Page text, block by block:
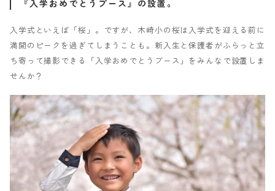
『入学おめでとうブース』の設置。
入学式といえば「桜」。ですが、木崎小の桜は入学式を迎える前に
満開のピークを過ぎてしまうことも。新入生と保護者がふらっと立
ち寄って撮影できる「入学おめでとうブース」をみんなで設置しま
せんか？